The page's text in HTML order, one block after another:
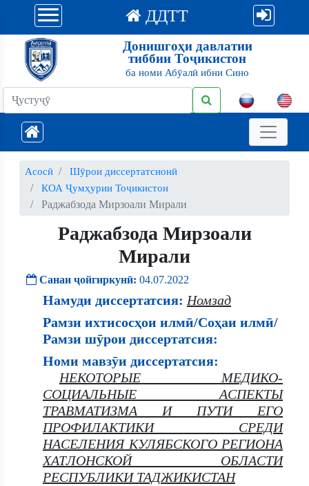
ДДТТ
Донишгоҳи давлатии
тиббии Тоҷикистон
ба номи Абӯалӣ ибни Сино
Асосӣ
Шӯрои диссертатсионӣ
КОА Ҷумҳурии Тоҷикистон
Раджабзода Мирзоали Мирали
Раджабзода Мирзоали
Мирали
Санаи ҷойгиркунӣ: 04.07.2022
Намуди диссертатсия: Номзад
Рамзи ихтисосҳои илмӣ/Соҳаи илмӣ/
Рамзи шӯрои диссертатсия:
Номи мавзӯи диссертатсия:
НЕКОТОРЫЕ МЕДИКО-
СОЦИАЛЬНЫЕ АСПЕКТЫ
ТРАВМАТИЗМА И ПУТИ ЕГО
ПРОФИЛАКТИКИ СРЕДИ
НАСЕЛЕНИЯ КУЛЯБСКОГО РЕГИОНА
ХАТЛОНСКОЙ ОБЛАСТИ
РЕСПУБЛИКИ ТАДЖИКИСТАН